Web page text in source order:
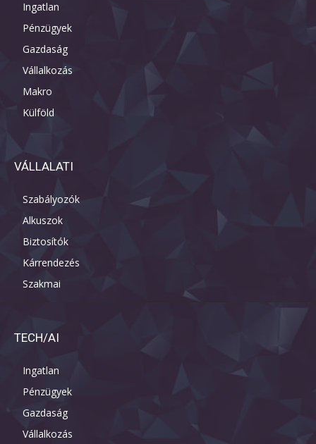
Ingatlan
Pénzügyek
Gazdaság
Vállalkozás
Makro
Külföld
VÁLLALATI
Szabályozók
Alkuszok
Biztosítók
Kárrendezés
Szakmai
TECH/AI
Ingatlan
Pénzügyek
Gazdaság
Vállalkozás